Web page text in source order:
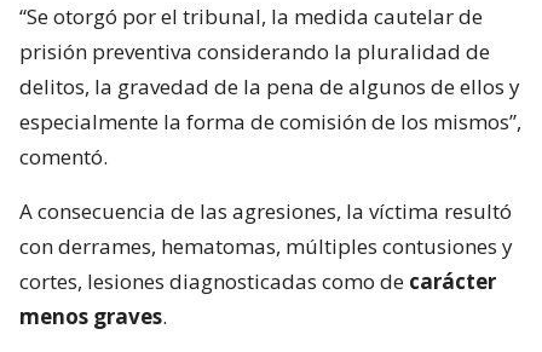
“Se otorgó por el tribunal, la medida cautelar de
prisión preventiva considerando la pluralidad de
delitos, la gravedad de la pena de algunos de ellos y
especialmente la forma de comisión de los mismos”,
comentó.
A consecuencia de las agresiones, la víctima resultó
con derrames, hematomas, múltiples contusiones y
cortes, lesiones diagnosticadas como de carácter
menos graves.